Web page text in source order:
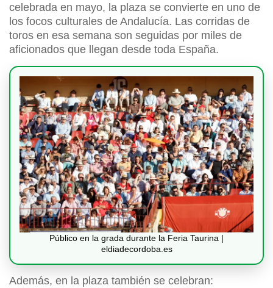
celebrada en mayo, la plaza se convierte en uno de
los focos culturales de Andalucía. Las corridas de
toros en esa semana son seguidas por miles de
aficionados que llegan desde toda España.
Público en la grada durante la Feria Taurina |
eldiadecordoba.es
Además, en la plaza también se celebran: